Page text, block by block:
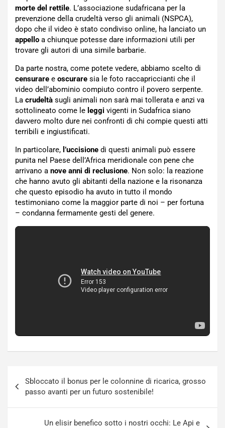
morte del rettile. L’associazione sudafricana per la
prevenzione della crudeltà verso gli animali (NSPCA),
dopo che il video è stato condiviso online, ha lanciato un
appello a chiunque potesse dare informazioni utili per
trovare gli autori di una simile barbarie.
Da parte nostra, come potete vedere, abbiamo scelto di
censurare e oscurare sia le foto raccapriccianti che il
video dell’abominio compiuto contro il povero serpente.
La crudeltà sugli animali non sarà mai tollerata e anzi va
sottolineato come le leggi vigenti in Sudafrica siano
davvero molto dure nei confronti di chi compie questi atti
terribili e ingiustificati.
In particolare, l’uccisione di questi animali può essere
punita nel Paese dell’Africa meridionale con pene che
arrivano a nove anni di reclusione. Non solo: la reazione
che hanno avuto gli abitanti della nazione e la risonanza
che questo episodio ha avuto in tutto il mondo
testimoniano come la maggior parte di noi – per fortuna
– condanna fermamente gesti del genere.
articoli
Sbloccato il bonus per le colonnine di ricarica, grosso
passo avanti per un futuro sostenibile!
Un elisir benefico sotto i nostri occhi: Le Api e